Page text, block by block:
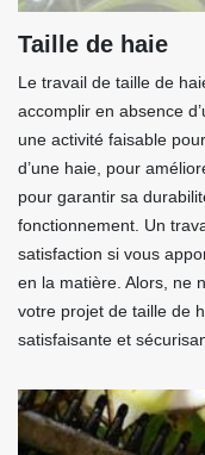
Taille de haie
Le travail de taille de
accomplir en absence
une activité faisable
d’une haie, pour
pour garantir sa
fonctionnement. Un
satisfaction si vous
en la matière. Alors, ne
votre projet de taille de
satisfaisante et